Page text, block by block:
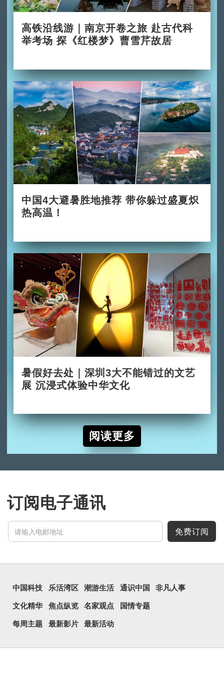
高铁沿线游｜南京开卷之旅 赴古代科
举考场 探《红楼梦》曹雪芹故居
中国4大避暑胜地推荐 带你躲过盛夏炽
热高温！
暑假好去处｜深圳3大不能错过的文艺
展 沉浸式体验中华文化
阅读更多
订阅电子通讯
免费订阅
中国科技 乐活湾区 潮游生活 通识中国 非凡人事
文化精华 焦点纵览 名家观点 国情专题
每周主题 最新影片 最新活动